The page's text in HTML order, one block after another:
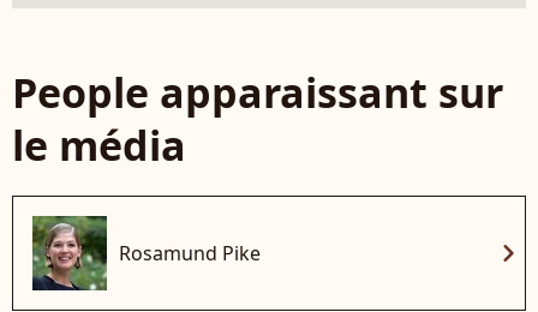
People apparaissant sur
le média
Rosamund Pike chevron_right